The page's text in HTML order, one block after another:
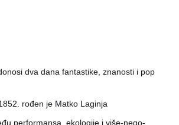
dva dana fantastike, znanosti i pop
rođen je Matko Laginja
performansa, ekologije i više-nego-